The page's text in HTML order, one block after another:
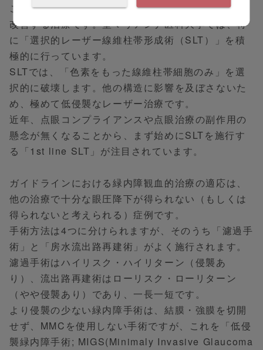
これは、レーザーを線維柱帯に照射し房水流出率を
改善する治療です。聖マリアンナ医科大学では、特
に「選択的レーザー線維柱帯形成術（SLT）」を積
極的に行っています。
SLTでは、「色素をもった線維柱帯細胞のみ」を選
択的に破壊します。他の構造に影響を及ぼさないた
め、極めて低侵襲なレーザー治療です。
近年、点眼コンプライアンスや点眼治療の副作用の
懸念が無くなることから、まず始めにSLTを施行す
る「1st line SLT」が注目されています。
ガイドラインにおける緑内障観血的治療の適応は、
他の治療で十分な眼圧降下が得られない（もしくは
得られないと考えられる）症例です。
手術方法は4つに分けられますが、そのうち「濾過手
術」と「房水流出路再建術」がよく施行されます。
濾過手術はハイリスク・ハイリターン（侵襲あ
り）、流出路再建術はローリスク・ローリターン
（やや侵襲あり）であり、一長一短です。
より侵襲の少ない緑内障手術は、結膜・強膜を切開
せず、MMCを使用しない手術ですが、これを「低侵
襲緑内障手術; MIGS(Minimaly Invasive Glaucoma